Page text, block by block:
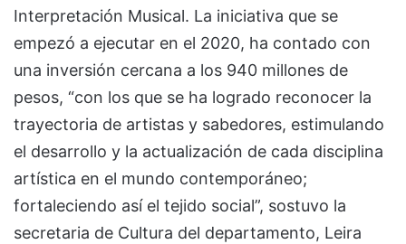
Interpretación Musical. La iniciativa que se
empezó a ejecutar en el 2020, ha contado con
una inversión cercana a los 940 millones de
pesos, “con los que se ha logrado reconocer la
trayectoria de artistas y sabedores, estimulando
el desarrollo y la actualización de cada disciplina
artística en el mundo contemporáneo;
fortaleciendo así el tejido social”, sostuvo la
secretaria de Cultura del departamento, Leira